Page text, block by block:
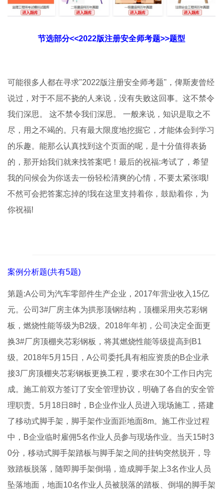
节选部分<<2022版注册安全师考题>>题型
可能很多人都在寻求"2022版注册安全师考题"，俾斯麦曾经
说过，对于不屈不挠的人来说，没有失败这回事。这不禁令
我们深思。 这不禁令我们深思。 一般来说，知识是取之不
尽，用之不竭的。只有最大限度地挖掘它，才能体会到学习
的乐趣。能那么认真找到这个页面的呢，是十分值得表扬
的，那开始我们就来找答案吧！最后的祝福:考试了，希望
我的问候会为你送去一份轻松清爽的心情，不要太紧张哦!
不然可会把答案忘掉的!我在这里支持着你，鼓励着你，为
你祝福!
案例分析题(共有5题)
第题:A公司为汽车零部件生产企业，2017年营业收入15亿
元。公司3#厂房主体为拱形顶钢结构，顶棚采用夹芯彩钢
板，燃烧性能等级为B2级。2018年年初，公司决定全面更
换3#厂房顶棚夹芯彩钢板，将其燃烧性能等级提高到B1
级。2018年5月15日，A公司委托具有相应资质的B企业承
接3厂房顶棚夹芯彩钢板更换工程，要求在30个工作日内完
成。施工前双方签订了安全管理协议，明确了各自的安全管
理职责。5月18日8时，B企业作业人员进入现场施工，搭建
了移动式脚手架，脚手架作业面距地面8m。施工作业过程
中，B企业临时雇佣5名作业人员参与现场作业。当天15时3
0分，移动式脚手架踏板与脚手架之间的挂钩突然脱开，导
致踏板脱落，随即脚手架倒塌，造成脚手架上3名作业人员
坠落地面，地面10名作业人员被脱落的踏板、倒塌的脚手架